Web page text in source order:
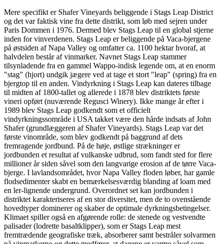
Mere specifikt er Shafer Vineyards beliggende i Stags Leap District
og det var faktisk vine fra dette distrikt, som løb med sejren under
Paris Dommen i 1976. Dermed blev Stags Leap til en global stjerne
inden for vinverdenen. Stags Leap er beliggende på Vaca-bjergene
på østsiden af Napa Valley og omfatter ca. 1100 hektar hvoraf, at
halvdelen består af vinmarker. Navnet Stags Leap stammer
tilsynladende fra en gammel Wappo-indisk legende om, at en enorm
"stag" (hjort) undgik jægere ved at tage et stort "leap" (spring) fra en
bjergtop til en anden. Vindyrkning i Stags Leap kan dateres tilbage
til midten af 1800-tallet og allerede i 1878 blev distriktets første
vineri opført (nuværende Regusci Winery). Ikke mange år efter i
1989 blev Stags Leap godkendt som et officielt
vindyrkningssområde i USA takket være den hårde indsats af John
Shafer (grundlæggeren af Shafer Vineyards). Stags Leap var det
første vinområde, som blev godkendt på baggrund af dets
fremragende jordbund. På de høje, østlige strækninger er
jordbunden et resultat af vulkanske udbrud, som fandt sted for flere
millioner år siden såvel som den langvarige erosion af de tørre Vaca-
bjerge. I lavlandsområdet, hvor Napa Valley floden løber, har gamle
flodsedimenter skabt en bemærkelsesværdig blanding af loam med
en ler-lignende undergrund. Overordnet set kan jordbunden i
distriktet karakteriseres af en stor diversitet, men de to ovenstående
hovedtyper dominerer og skaber de optimale dyrkningsbetingelser.
Klimaet spiller også en afgørende rolle: de stenede og vestvendte
palisader (lodrette basaltklipper), som er Stags Leap mest
fremtrædende geografiske træk, absorberer samt bestråler solvarmen